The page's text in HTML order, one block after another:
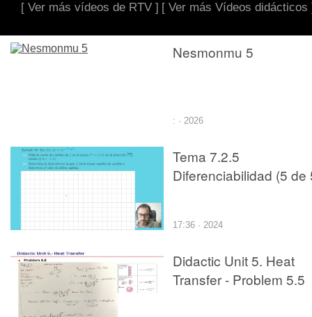
[ Ver más vídeos de RTV ] [ Ver más Vídeos didácticos
Nesmonmu 5
: · 2026
Tema 7.2.5
Diferenciabilidad (5 de
17:36 · 2024
Didactic Unit 5. Heat
Transfer - Problem 5.5